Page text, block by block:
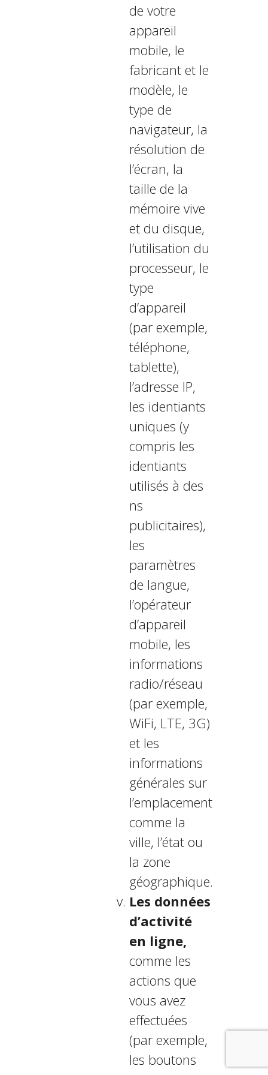
de votre
appareil
mobile, le
fabricant et le
modèle, le
type de
navigateur, la
résolution de
l’écran, la
taille de la
mémoire vive
et du disque,
l’utilisation du
processeur, le
type
d’appareil
(par exemple,
téléphone,
tablette),
l’adresse IP,
les identifiants
uniques (y
compris les
identifiants
utilisés à des
fins
publicitaires),
les
paramètres
de langue,
l’opérateur
d’appareil
mobile, les
informations
radio/réseau
(par exemple,
WiFi, LTE, 3G)
et les
informations
générales sur
l’emplacement
comme la
ville, l’état ou
la zone
géographique.
Les données
d’activité
en ligne,
comme les
actions que
vous avez
effectuées
(par exemple,
les boutons